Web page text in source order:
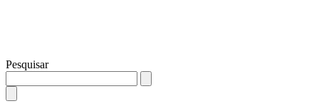
Pesquisar